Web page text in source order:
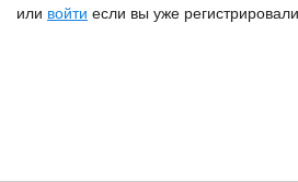
или войти если вы уже